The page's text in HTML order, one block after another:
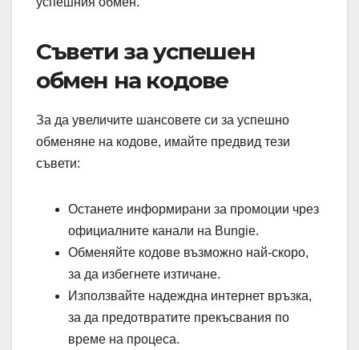
Съвети за успешен
обмен на кодове
За да увеличите шансовете си за успешно
обменяне на кодове, имайте предвид тези
съвети:
Останете информирани за промоции чрез
официалните канали на Bungie.
Обменяйте кодове възможно най-скоро,
за да избегнете изтичане.
Използвайте надеждна интернет връзка,
за да предотвратите прекъсвания по
време на процеса.